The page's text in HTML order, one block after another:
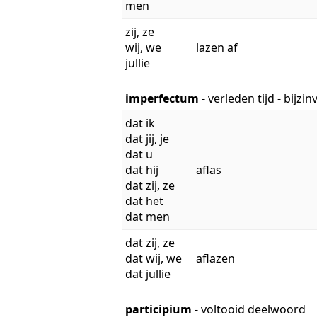
men
zij, ze
wij, we
jullie
lazen af
imperfectum - verleden tijd -
dat ik
dat jij, je
dat u
dat hij
dat zij, ze
dat het
dat men
aflas
dat zij, ze
dat wij, we
dat jullie
aflazen
participium - voltooid deelwoord